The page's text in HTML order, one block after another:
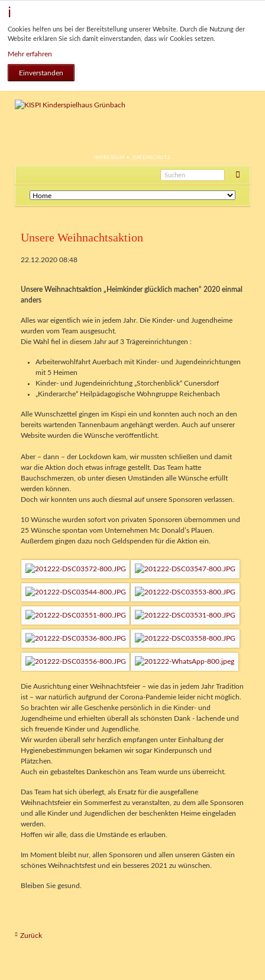
Cookies helfen uns bei der Bereitstellung unserer Website. Durch die Nutzung der
Website erklären Sie sich damit einverstanden, dass wir Cookies setzen.
Mehr erfahren
Einverstanden
NAVIGATION
IMPRESSUM DATENSCHUTZ
Navigation
überspringen
Unsere Weihnachtsaktion
22.12.2020 08:48
Unsere Weihnachtsaktion „Heimkinder glücklich machen“ 2020 einmal
anders
Alles war eigentlich wie in jedem Jahr. Die Kinder- und Jugendheime
wurden vom Team ausgesucht.
Die Wahl fiel in diesem Jahr auf 3 Trägereinrichtungen :
Arbeiterwohlfahrt Auerbach mit Kinder- und Jugendeinrichtungen
mit 5 Heimen
Kinder- und Jugendeinrichtung „Storchenblick“ Cunersdorf
„Kinderarche“ Heilpädagogische Wohngruppe Reichenbach
Alle Wunschzettel gingen im Kispi ein und konnten auch noch an den
bereits wartenden Tannenbaum angehängt werden. Auch auf unserer
Website wurden die Wünsche veröffentlicht.
Aber – dann – der Lockdown kam, wir mussten schließen und damit
war die Aktion doch etwas infrage gestellt. Das Team hatte
Bauchschmerzen, ob unter diesen Umständen alle Wünsche erfüllt
werden können.
Doch wir konnten uns auch diesmal auf unsere Sponsoren verlassen.
10 Wünsche wurden sofort von privaten Sponsoren übernommen und
25 Wünsche spontan vom Unternehmen Mc Donald’s Plauen.
Außerdem gingen dazu noch Geldspenden für die Aktion ein.
Die Ausrichtung einer Weihnachtsfeier – wie das in jedem Jahr Tradition
ist – war natürlich aufgrund der Corona-Pandemie leider nicht möglich.
So brachten wir alle Geschenke persönlich in die Kinder- und
Jugendheime und erhielten überall als schönsten Dank - lachende und
sich freuende Kinder und Jugendliche.
Wir wurden überall sehr herzlich empfangen unter Einhaltung der
Hygienebestimmungen bekamen wir sogar Kinderpunsch und
Plätzchen.
Auch ein gebasteltes Dankeschön ans Team wurde uns überreicht.
Das Team hat sich überlegt, als Ersatz für die ausgefallene
Weihnachtsfeier ein Sommerfest zu veranstalten, zu dem alle Sponsoren
und alle Kinder und Jugendlichen der beschenkten Heime eingeladen
werden.
Hoffen wir alle, dass die Umstände es erlauben.
Im Moment bleibt nur, allen Sponsoren und allen unseren Gästen ein
schönes Weihnachtsfest und ein besseres 2021 zu wünschen.
Bleiben Sie gesund.
Zurück